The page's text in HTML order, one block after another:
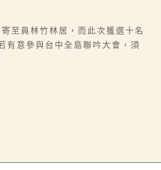
至員林竹林居，而此次獲選十名
有意參與台中全島聯吟大會，須